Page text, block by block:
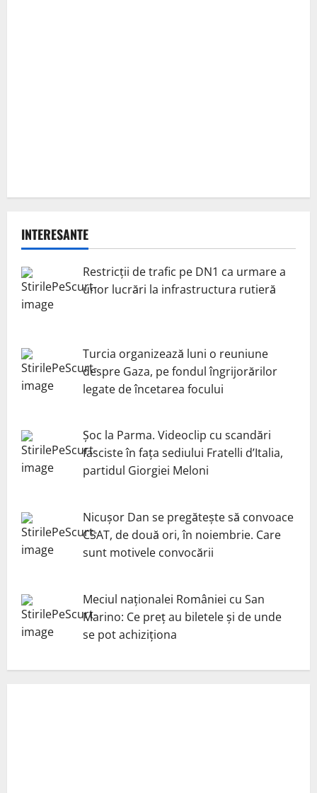
INTERESANTE
Restricții de trafic pe DN1 ca urmare a
unor lucrări la infrastructura rutieră
Turcia organizează luni o reuniune
despre Gaza, pe fondul îngrijorărilor
legate de încetarea focului
Șoc la Parma. Videoclip cu scandări
fasciste în fața sediului Fratelli d’Italia,
partidul Giorgiei Meloni
Nicuşor Dan se pregăteşte să convoace
CSAT, de două ori, în noiembrie. Care
sunt motivele convocării
Meciul naționalei României cu San
Marino: Ce preț au biletele și de unde
se pot achiziționa